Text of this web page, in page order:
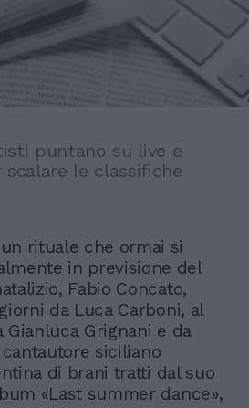
puntano su live e
le classifiche
rituale che ormai si
in previsione del
Fabio Concato,
da Luca Carboni, al
Grignani e da
siciliano
di brani tratti dal suo
«Last summer dance»,